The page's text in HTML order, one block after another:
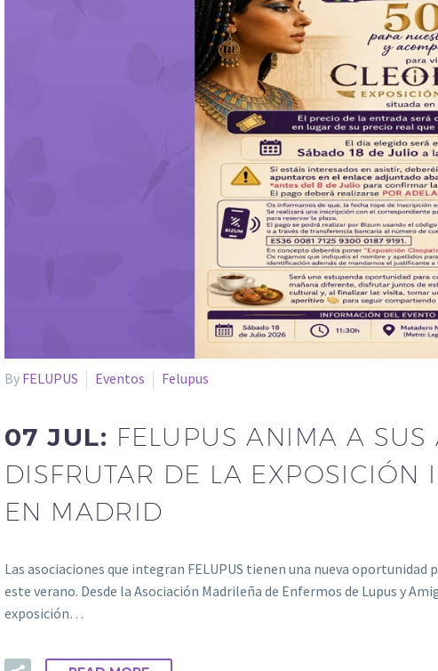
By FELUPUS Eventos Felupus
07 JUL: FELUPUS ANIMA A SUS
DISFRUTAR DE LA EXPOSICIÓN
EN MADRID
Las asociaciones que integran FELUPUS tienen una nueva
este verano. Desde la Asociación Madrileña de Enfermos de Lupus y
exposición…